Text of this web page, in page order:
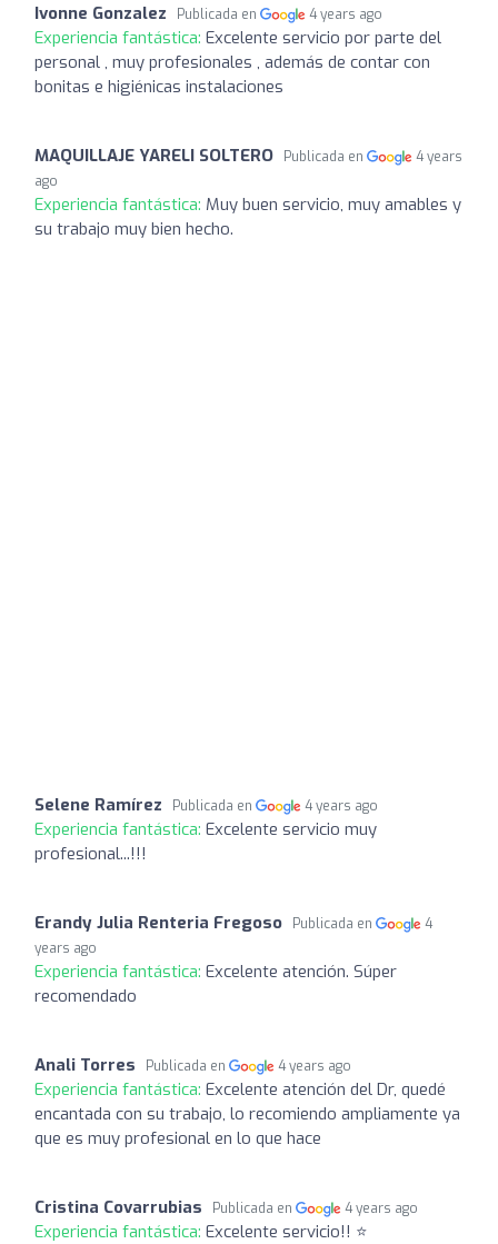
Ivonne Gonzalez Publicada en 4 years ago
Experiencia fantástica: Excelente servicio por parte del
personal , muy profesionales , además de contar con
bonitas e higiénicas instalaciones
MAQUILLAJE YARELI SOLTERO Publicada en
4 years
ago
Experiencia fantástica: Muy buen servicio, muy amables y
su trabajo muy bien hecho.
Selene Ramírez Publicada en 4 years ago
Experiencia fantástica: Excelente servicio muy
profesional...!!!
Erandy Julia Renteria Fregoso Publicada en
4
years ago
Experiencia fantástica: Excelente atención. Súper
recomendado
Anali Torres Publicada en 4 years ago
Experiencia fantástica: Excelente atención del Dr, quedé
encantada con su trabajo, lo recomiendo ampliamente ya
que es muy profesional en lo que hace
Cristina Covarrubias Publicada en 4 years ago
Experiencia fantástica: Excelente servicio!! ⭐️